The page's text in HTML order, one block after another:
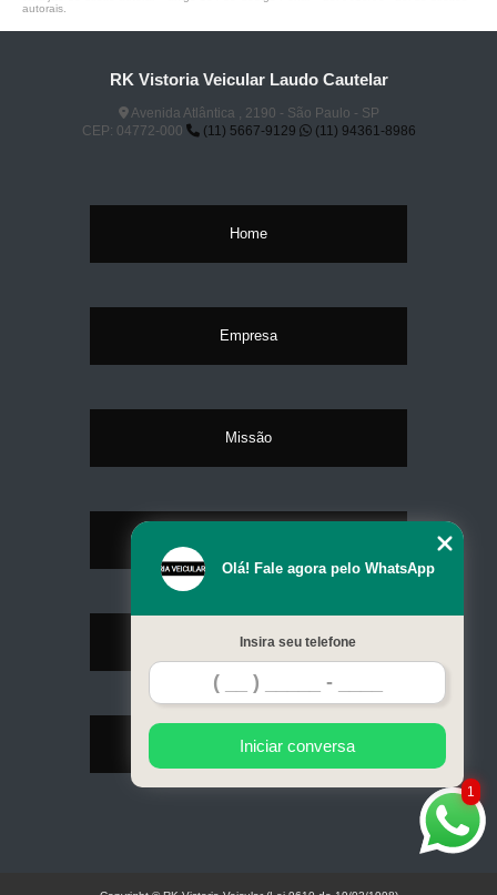
autorais
RK Vistoria Veicular Laudo Cautelar
Avenida Atlântica , 2190 - São Paulo - SP
CEP: 04772-000
(11) 5667-9129 (11) 94361-8986
Home
Empresa
Missão
Contato
Mapa do site
1
Olá! Fale agora pelo WhatsApp
Insira seu telefone
Iniciar conversa